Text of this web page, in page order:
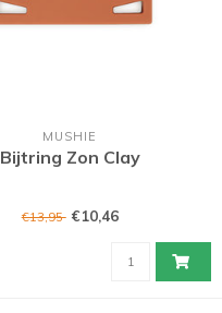
MUSHIE
Bijtring Zon Clay
€13,95 €10,46